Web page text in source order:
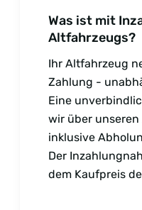
Was ist mit
Altfahrzeugs?
Ihr Altfahrzeug
Zahlung -
Eine
wir über
inklusive
Der
dem Kaufpreis